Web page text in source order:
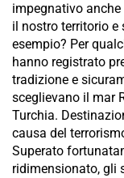
impegnativo
il nostro territorio e
esempio? Per
hanno registrato
tradizione e
sceglievano il mar
Turchia.
causa del
Superato
ridimensionato, gli